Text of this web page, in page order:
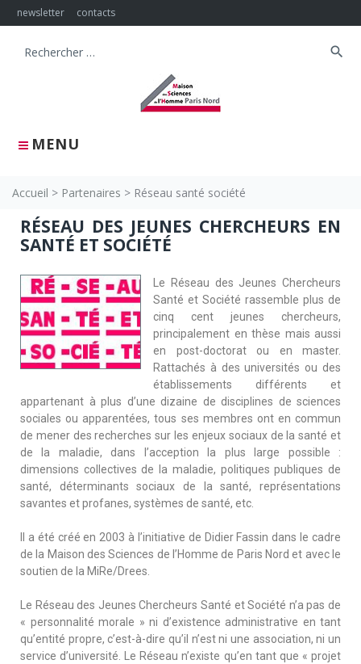
newsletter contacts
MENU
search
Accueil > Partenaires > Réseau santé société
RÉSEAU DES JEUNES CHERCHEURS EN
SANTÉ ET SOCIÉTÉ
Le Réseau des Jeunes Chercheurs
Santé et Société rassemble plus de
cinq cent jeunes chercheurs,
principalement en thèse mais aussi
en post-doctorat ou en master.
Rattachés à des universités ou des
établissements différents et
appartenant à plus d’une dizaine de disciplines de sciences
sociales ou apparentées, tous ses membres ont en commun
de mener des recherches sur les enjeux sociaux de la santé et
de la maladie, dans l’acception la plus large possible :
dimensions collectives de la maladie, politiques publiques de
santé, déterminants sociaux de la santé, représentations
savantes et profanes, systèmes de santé, etc.
Il a été créé en 2003 à l’initiative de Didier Fassin dans le cadre
de la Maison des Sciences de l’Homme de Paris Nord et avec le
soutien de la MiRe/Drees.
Le Réseau des Jeunes Chercheurs Santé et Société n’a pas de
« personnalité morale » ni d’existence administrative en tant
qu’entité propre, c’est-à-dire qu’il n’est ni une association, ni un
service d’université. Le Réseau n’existe qu’en tant que « projet